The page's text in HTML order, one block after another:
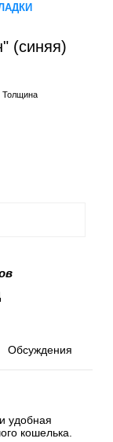
(синяя)
Толщина
Обсуждения
удобная
кошелька.